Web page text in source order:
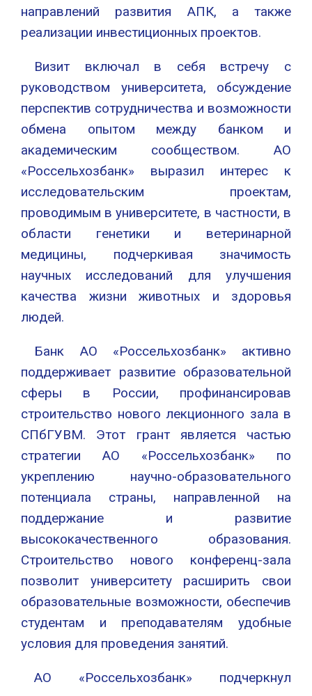
направлений развития АПК, а также
реализации инвестиционных проектов.
Визит включал в себя встречу с
руководством университета, обсуждение
перспектив сотрудничества и возможности
обмена опытом между банком и
академическим сообществом. АО
«Россельхозбанк» выразил интерес к
исследовательским проектам,
проводимым в университете, в частности, в
области генетики и ветеринарной
медицины, подчеркивая значимость
научных исследований для улучшения
качества жизни животных и здоровья
людей.
Банк АО «Россельхозбанк» активно
поддерживает развитие образовательной
сферы в России, профинансировав
строительство нового лекционного зала в
СПбГУВМ. Этот грант является частью
стратегии АО «Россельхозбанк» по
укреплению научно-образовательного
потенциала страны, направленной на
поддержание и развитие
высококачественного образования.
Строительство нового конференц-зала
позволит университету расширить свои
образовательные возможности, обеспечив
студентам и преподавателям удобные
условия для проведения занятий.
АО «Россельхозбанк» подчеркнул